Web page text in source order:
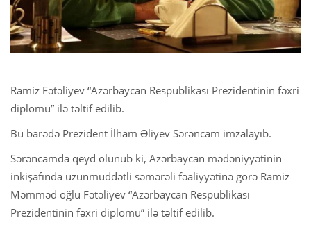
Ramiz Fətəliyev “Azərbaycan Respublikası Prezidentinin fəxri
diplomu” ilə təltif edilib.
Bu barədə Prezident İlham Əliyev Sərəncam imzalayıb.
Sərəncamda qeyd olunub ki, Azərbaycan mədəniyyətinin
inkişafında uzunmüddətli səmərəli fəaliyyətinə görə Ramiz
Məmməd oğlu Fətəliyev “Azərbaycan Respublikası
Prezidentinin fəxri diplomu” ilə təltif edilib.